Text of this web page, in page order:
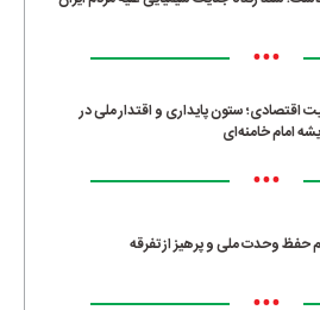
•••
اقتصادی؛ ستون پایداری و اقتدار ملی در
امام خامنه‌ای
•••
حفظ وحدت ملی و پرهیز از تفرقه